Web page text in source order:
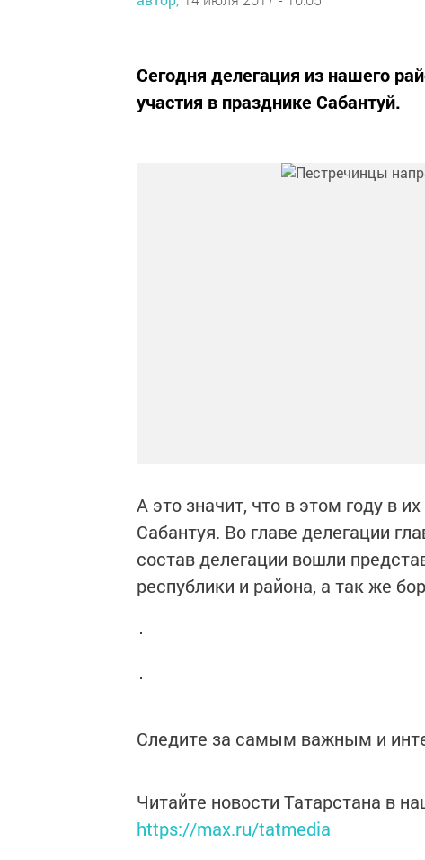
Сегодня делегация из нашего
участия в празднике Сабантуй.
А это значит, что в этом году в
Сабантуя. Во главе делегации
состав делегации вошли
республики и района, а так же
Следите за самым важным и
Читайте новости Татарстана в
https://max.ru/tatmedia